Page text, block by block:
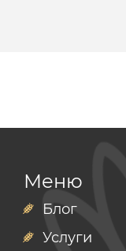
Меню
Блог
Услуги